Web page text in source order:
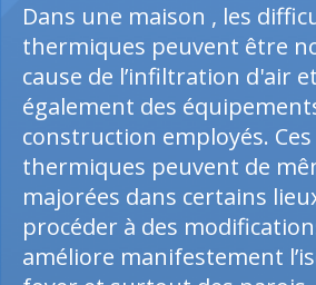
Dans une maison , les
thermiques peuvent être
cause de l’infiltration d'air
également des
construction employés.
thermiques peuvent de
majorées dans certains
procéder à des
améliore manifestement